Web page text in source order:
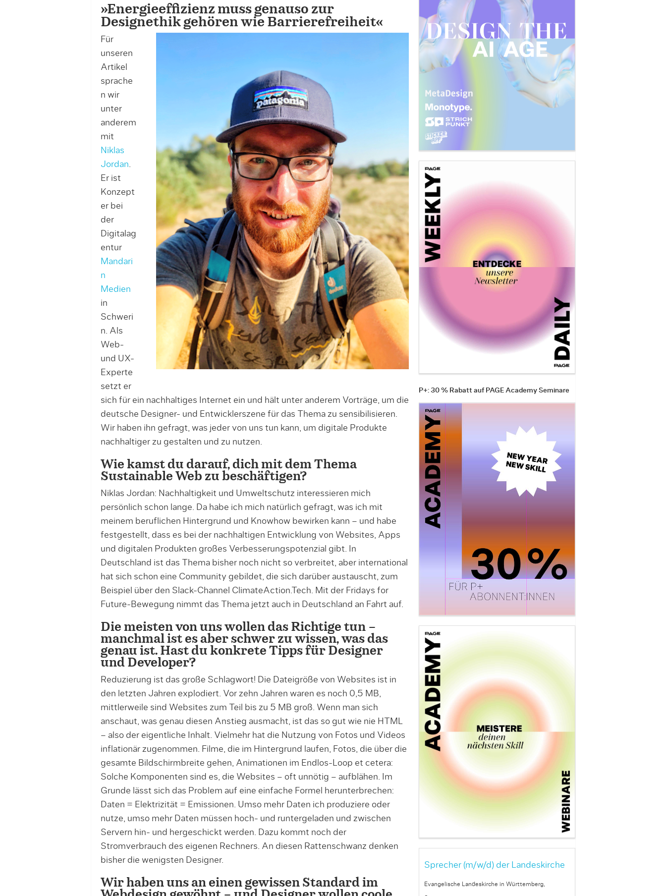
»Energieeffizienz muss genauso zur
Designethik gehören wie Barrierefreiheit«
Für
unseren
Artikel
sprache
n wir
unter
anderem
mit
Niklas
Jordan.
Er ist
Konzept
er bei
der
Digitalag
entur
Mandari
n
Medien
in
Schweri
n. Als
Web-
und UX-
Experte
setzt er
sich für ein nachhaltiges Internet ein und hält unter anderem Vorträge, um die
deutsche Designer- und Entwicklerszene für das Thema zu sensibilisieren.
Wir haben ihn gefragt, was jeder von uns tun kann, um digitale Produkte
nachhaltiger zu gestalten und zu nutzen.
Wie kamst du darauf, dich mit dem Thema
Sustainable Web zu beschäftigen?
Niklas Jordan: Nachhaltigkeit und Umweltschutz interessieren mich
persönlich schon lange. Da habe ich mich natürlich gefragt, was ich mit
meinem beruflichen Hintergrund und Knowhow bewirken kann – und habe
festgestellt, dass es bei der nachhaltigen Entwicklung von Websites, Apps
und digitalen Produkten großes Verbesserungspotenzial gibt. In
Deutschland ist das Thema bisher noch nicht so verbreitet, aber international
hat sich schon eine Community gebildet, die sich darüber austauscht, zum
Beispiel über den Slack-Channel ClimateAction.Tech. Mit der Fridays for
Future-Bewegung nimmt das Thema jetzt auch in Deutschland an Fahrt auf.
Die meisten von uns wollen das Richtige tun –
manchmal ist es aber schwer zu wissen, was das
genau ist. Hast du konkrete Tipps für Designer
und Developer?
Reduzierung ist das große Schlagwort! Die Dateigröße von Websites ist in
den letzten Jahren explodiert. Vor zehn Jahren waren es noch 0,5 MB,
mittlerweile sind Websites zum Teil bis zu 5 MB groß. Wenn man sich
anschaut, was genau diesen Anstieg ausmacht, ist das so gut wie nie HTML
– also der eigentliche Inhalt. Vielmehr hat die Nutzung von Fotos und Videos
inflationär zugenommen. Filme, die im Hintergrund laufen, Fotos, die über die
gesamte Bildschirmbreite gehen, Animationen im Endlos-Loop et cetera:
Solche Komponenten sind es, die Websites – oft unnötig – aufblähen. Im
Grunde lässt sich das Problem auf eine einfache Formel herunterbrechen:
Daten = Elektrizität = Emissionen. Umso mehr Daten ich produziere oder
nutze, umso mehr Daten müssen hoch- und runtergeladen und zwischen
Servern hin- und hergeschickt werden. Dazu kommt noch der
Stromverbrauch des eigenen Rechners. An diesen Rattenschwanz denken
bisher die wenigsten Designer.
Wir haben uns an einen gewissen Standard im
P+: 30 % Rabatt auf PAGE Academy Seminare
Sprecher (m/w/d) der Landeskirche
Evangelische Landeskirche in Württemberg,